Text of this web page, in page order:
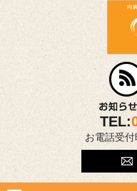
TEL:
お電話受